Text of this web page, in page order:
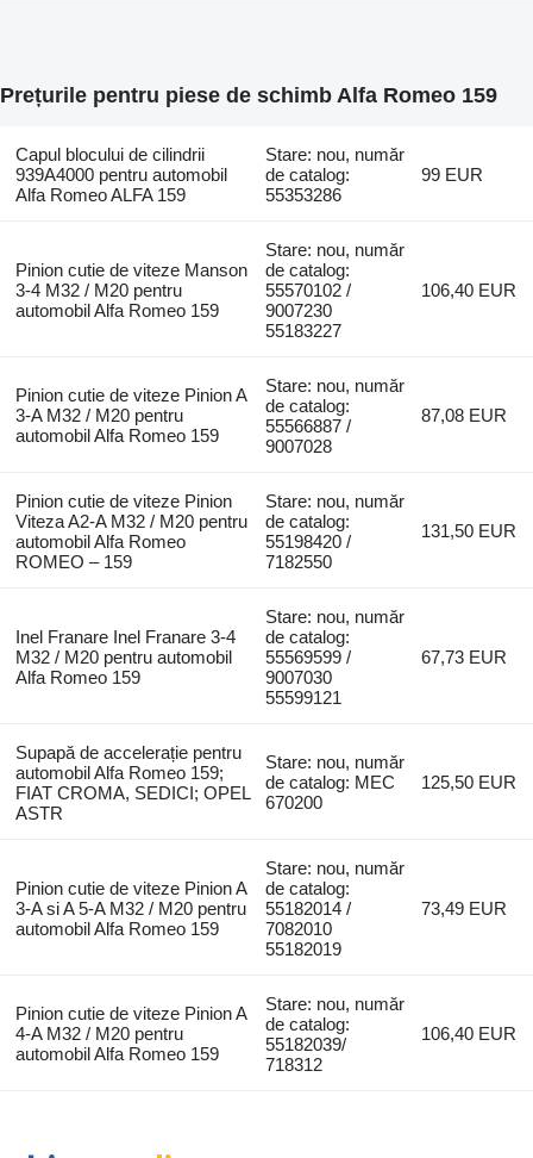
Prețurile pentru piese de schimb Alfa Romeo 159
Capul blocului de cilindrii
939A4000 pentru automobil
Alfa Romeo ALFA 159
Stare: nou, număr
de catalog:
55353286
99 EUR
Pinion cutie de viteze Manson
3-4 M32 / M20 pentru
automobil Alfa Romeo 159
Stare: nou, număr
de catalog:
55570102 /
9007230
55183227
106,40 EUR
Pinion cutie de viteze Pinion A
3-A M32 / M20 pentru
automobil Alfa Romeo 159
Stare: nou, număr
de catalog:
55566887 /
9007028
87,08 EUR
Pinion cutie de viteze Pinion
Viteza A2-A M32 / M20 pentru
automobil Alfa Romeo
ROMEO – 159
Stare: nou, număr
de catalog:
55198420 /
7182550
131,50 EUR
Inel Franare Inel Franare 3-4
M32 / M20 pentru automobil
Alfa Romeo 159
Stare: nou, număr
de catalog:
55569599 /
9007030
55599121
67,73 EUR
Supapă de accelerație pentru
automobil Alfa Romeo 159;
FIAT CROMA, SEDICI; OPEL
ASTR
Stare: nou, număr
de catalog: MEC
670200
125,50 EUR
Pinion cutie de viteze Pinion A
3-A si A 5-A M32 / M20 pentru
automobil Alfa Romeo 159
Stare: nou, număr
de catalog:
55182014 /
7082010
55182019
73,49 EUR
Pinion cutie de viteze Pinion A
4-A M32 / M20 pentru
automobil Alfa Romeo 159
Stare: nou, număr
de catalog:
55182039/
718312
106,40 EUR